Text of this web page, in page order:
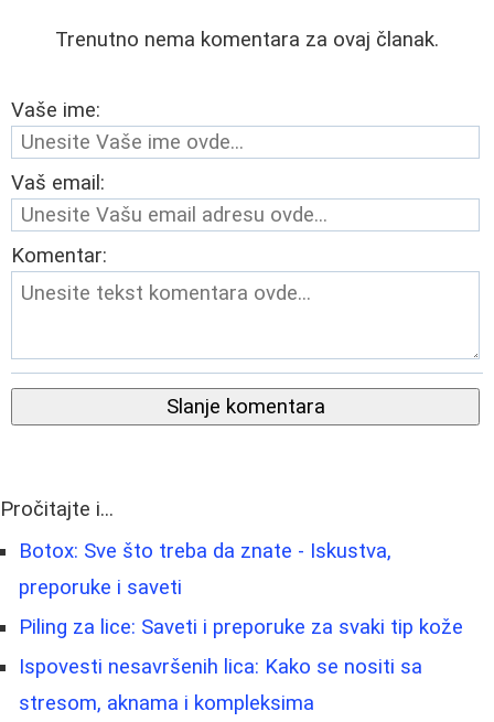
Trenutno nema komentara za ovaj članak.
Vaše ime:
Vaš email:
Komentar:
Slanje komentara
Pročitajte i...
Botox: Sve što treba da znate - Iskustva,
preporuke i saveti
Piling za lice: Saveti i preporuke za svaki tip kože
Ispovesti nesavršenih lica: Kako se nositi sa
stresom, aknama i kompleksima